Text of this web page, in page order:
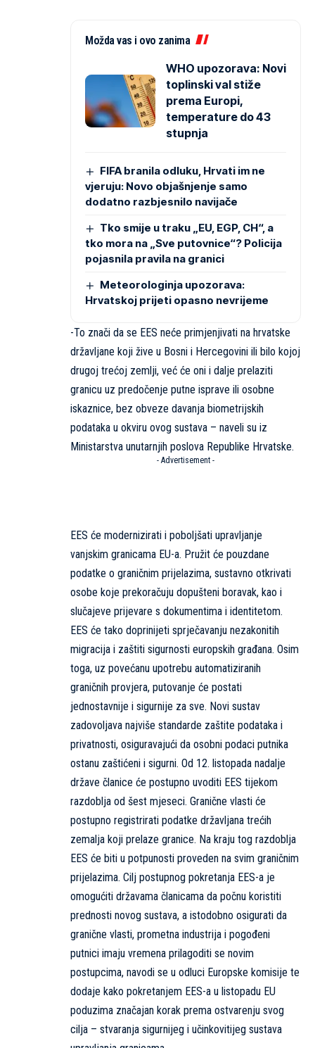
Možda vas i ovo zanima
WHO upozorava: Novi
toplinski val stiže
prema Europi,
temperature do 43
stupnja
FIFA branila odluku, Hrvati im ne
vjeruju: Novo objašnjenje samo
dodatno razbjesnilo navijače
Tko smije u traku „EU, EGP, CH“, a
tko mora na „Sve putovnice“? Policija
pojasnila pravila na granici
Meteorologinja upozorava:
Hrvatskoj prijeti opasno nevrijeme
-To znači da se EES neće primjenjivati na hrvatske
državljane koji žive u Bosni i Hercegovini ili bilo kojoj
drugoj trećoj zemlji, već će oni i dalje prelaziti
granicu uz predočenje putne isprave ili osobne
iskaznice, bez obveze davanja biometrijskih
podataka u okviru ovog sustava – naveli su iz
Ministarstva unutarnjih poslova Republike Hrvatske.
- Advertisement -
EES će modernizirati i poboljšati upravljanje
vanjskim granicama EU-a. Pružit će pouzdane
podatke o graničnim prijelazima, sustavno otkrivati
osobe koje prekoračuju dopušteni boravak, kao i
slučajeve prijevare s dokumentima i identitetom.
EES će tako doprinijeti sprječavanju nezakonitih
migracija i zaštiti sigurnosti europskih građana. Osim
toga, uz povećanu upotrebu automatiziranih
graničnih provjera, putovanje će postati
jednostavnije i sigurnije za sve. Novi sustav
zadovoljava najviše standarde zaštite podataka i
privatnosti, osiguravajući da osobni podaci putnika
ostanu zaštićeni i sigurni. Od 12. listopada nadalje
države članice će postupno uvoditi EES tijekom
razdoblja od šest mjeseci. Granične vlasti će
postupno registrirati podatke državljana trećih
zemalja koji prelaze granice. Na kraju tog razdoblja
EES će biti u potpunosti proveden na svim graničnim
prijelazima. Cilj postupnog pokretanja EES-a je
omogućiti državama članicama da počnu koristiti
prednosti novog sustava, a istodobno osigurati da
granične vlasti, prometna industrija i pogođeni
putnici imaju vremena prilagoditi se novim
postupcima, navodi se u odluci Europske komisije te
dodaje kako pokretanjem EES-a u listopadu EU
poduzima značajan korak prema ostvarenju svog
cilja – stvaranja sigurnijeg i učinkovitijeg sustava